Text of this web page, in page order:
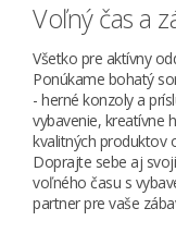
Voľný čas a
Všetko pre aktívny
Ponúkame bohatý
- herné konzoly a
vybavenie, kreatívne
kvalitných produktov
Doprajte sebe aj
voľného času s
partner pre vaše